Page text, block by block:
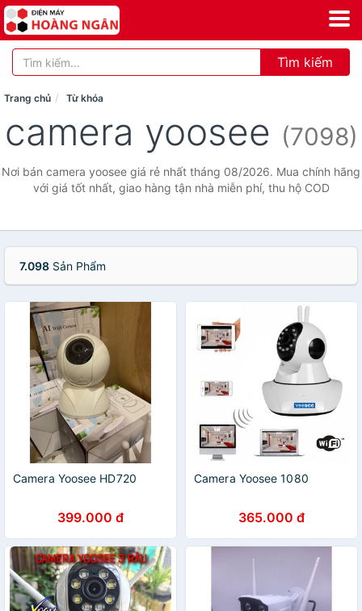
Tìm kiếm
Trang chủ Từ khóa
camera yoosee (7098)
Nơi bán camera yoosee giá rẻ nhất tháng 08/2026. Mua chính hãng
với giá tốt nhất, giao hàng tận nhà miễn phí, thu hộ COD
7.098 Sản Phẩm
Camera Yoosee HD720
399.000 đ
Camera Yoosee 1080
365.000 đ